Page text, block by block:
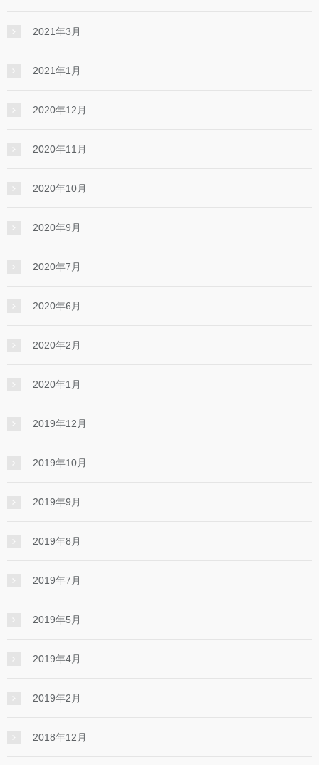
2021年3月
2021年1月
2020年12月
2020年11月
2020年10月
2020年9月
2020年7月
2020年6月
2020年2月
2020年1月
2019年12月
2019年10月
2019年9月
2019年8月
2019年7月
2019年5月
2019年4月
2019年2月
2018年12月